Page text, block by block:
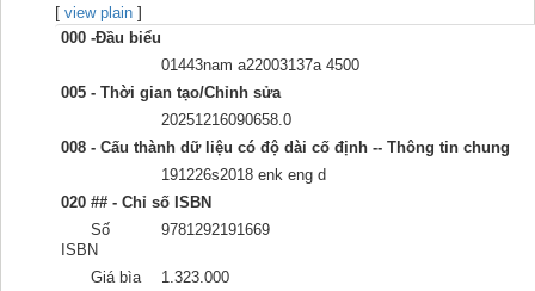
Recent comments
Purchase suggestions
[ view plain ]
000 -Đầu biểu
01443nam a22003137a 4500
005 - Thời gian tạo/Chỉnh sửa
20251216090658.0
008 - Cấu thành dữ liệu có độ dài cố định -- Thông tin chung
191226s2018 enk eng d
020 ## - Chỉ số ISBN
Số
ISBN
9781292191669
Giá bìa
1.323.000